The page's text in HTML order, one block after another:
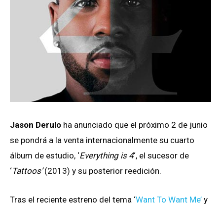
Jason Derulo ha anunciado que el próximo 2 de junio
se pondrá a la venta internacionalmente su cuarto
álbum de estudio, ‘Everything is 4‘, el sucesor de
‘Tattoos’(2013) y su posterior reedición.
Tras el reciente estreno del tema ‘Want To Want Me’ y